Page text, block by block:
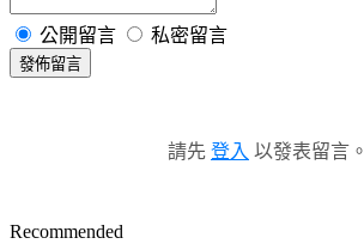
公開留言 私密留言
發佈留言
請先 登入 以發表留言。
Recommended